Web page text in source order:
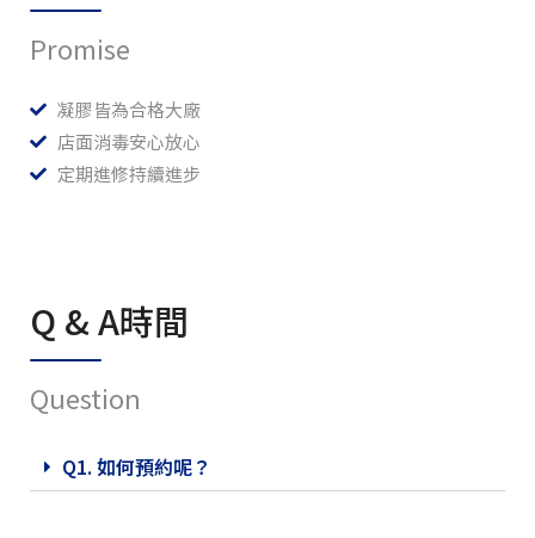
Promise
凝膠皆為合格大廠
店面消毒安心放心
定期進修持續進步
Q & A時間
Question
Q1. 如何預約呢？